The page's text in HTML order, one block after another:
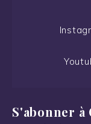
S'abonner à